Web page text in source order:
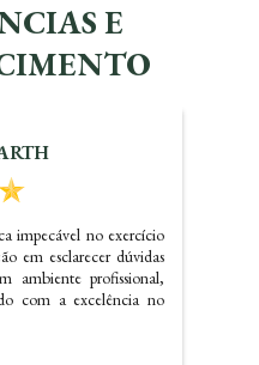
E
trabalho referente a
certeza irei indicar o
a contatar os serviços do